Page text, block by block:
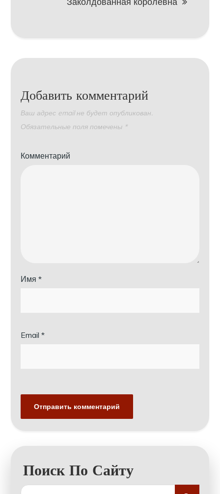
Добавить комментарий
Ваш адрес email не будет опубликован.
Обязательные поля помечены *
Комментарий
Имя*
Email*
Поиск По Сайту
Search